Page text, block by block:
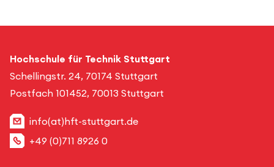
Hochschule für Technik Stuttgart
Schellingstr. 24, 70174 Stuttgart
Postfach 101452, 70013 Stuttgart
info(at)hft-stuttgart.de
+49 (0)711 8926 0